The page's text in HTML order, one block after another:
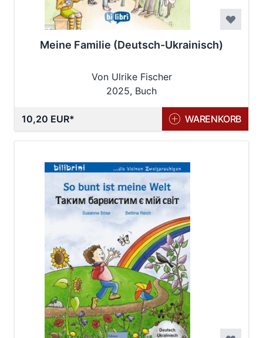
Meine Familie (Deutsch-Ukrainisch)
Von Ulrike Fischer
2025, Buch
10,20 EUR WARENKORB